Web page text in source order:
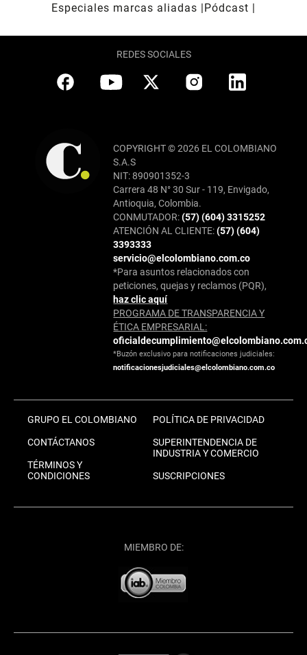
Especiales marcas aliadas
Pódcast
REDES SOCIALES
COPYRIGHT © 2026 EL COLOMBIANO
S.A.S
NIT: 890901352-3
Carrera 48 N° 30 Sur - 119, Envigado,
Antioquia, Colombia.
CONMUTADOR:(57) (604) 3315252
ATENCIÓN AL CLIENTE:(57) (604)
3393333
servicio@elcolombiano.com.co
*Para asuntos relacionados con
peticiones, quejas y reclamos (PQR),
haz clic aquí
PROGRAMA DE TRANSPARENCIA Y
ÉTICA EMPRESARIAL:
*Buzón exclusivo para notificaciones judiciales:
notificacionesjudiciales@elcolombiano.com.co
GRUPO EL COLOMBIANO
CONTÁCTANOS
TÉRMINOS Y
CONDICIONES
POLÍTICA DE PRIVACIDAD
SUPERINTENDENCIA DE
INDUSTRIA Y COMERCIO
SUSCRIPCIONES
MIEMBRO DE: